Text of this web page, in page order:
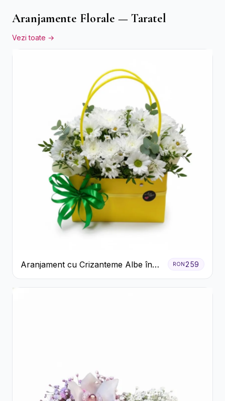
Aranjamente Florale — Taratel
Vezi toate →
Aranjament cu Crizanteme Albe în
Cutie Galbenă
RON259